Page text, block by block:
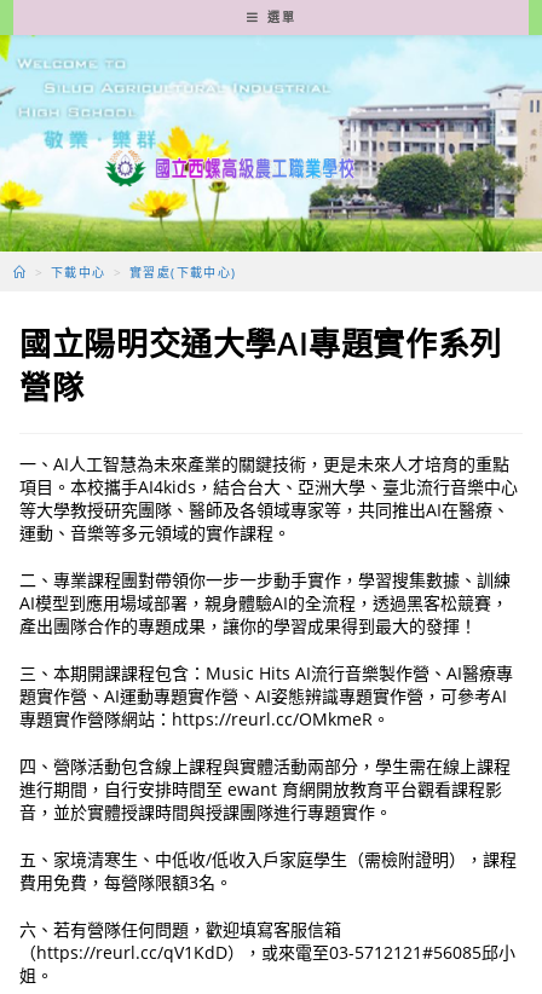
轉
至
要
容
選單
> 下載中心 > 實習處(下載中心)
國立陽明交通大學AI專題實作系列
營隊
一、AI人工智慧為未來產業的關鍵技術，更是未來人才培育的重點
項目。本校攜手AI4kids，結合台大、亞洲大學、臺北流行音樂中心
等大學教授研究團隊、醫師及各領域專家等，共同推出AI在醫療、
運動、音樂等多元領域的實作課程。
二、專業課程團對帶領你一步一步動手實作，學習搜集數據、訓練
AI模型到應用場域部署，親身體驗AI的全流程，透過黑客松競賽，
產出團隊合作的專題成果，讓你的學習成果得到最大的發揮！
三、本期開課課程包含：Music Hits AI流行音樂製作營、AI醫療專
題實作營、AI運動專題實作營、AI姿態辨識專題實作營，可參考AI
專題實作營隊網站：https://reurl.cc/OMkmeR。
四、營隊活動包含線上課程與實體活動兩部分，學生需在線上課程
進行期間，自行安排時間至 ewant 育網開放教育平台觀看課程影
音，並於實體授課時間與授課團隊進行專題實作。
五、家境清寒生、中低收/低收入戶家庭學生（需檢附證明），課程
費用免費，每營隊限額3名。
六、若有營隊任何問題，歡迎填寫客服信箱
（https://reurl.cc/qV1KdD），或來電至03-5712121#56085邱小
姐。